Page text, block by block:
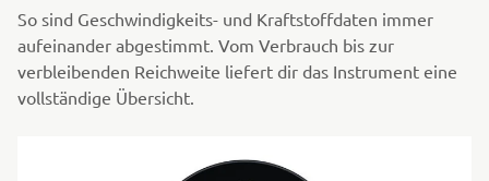
So sind Geschwindigkeits- und Kraftstoffdaten immer
aufeinander abgestimmt. Vom Verbrauch bis zur
verbleibenden Reichweite liefert dir das Instrument eine
vollständige Übersicht.